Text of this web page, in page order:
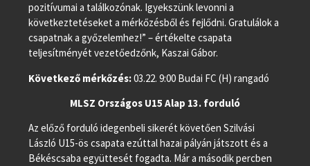
pozitívumai a találkozónak. Igyekszünk levonni a
következtetéseket a mérkőzésből és fejlődni. Gratulálok a
csapatnak a győzelemhez!” – értékelte csapata
teljesítményét vezetőedzőnk, Kaszai Gábor.
Következő mérkőzés:03.22. 9:00 Budai FC (H) rangadó
MLSZ Országos U15 Alap 13. forduló
Az előző forduló idegenbeli sikerét követően Szilvási
László U15-ös csapata ezúttal hazai pályán játszott és a
Békéscsaba együttesét fogadta. Már a második percben